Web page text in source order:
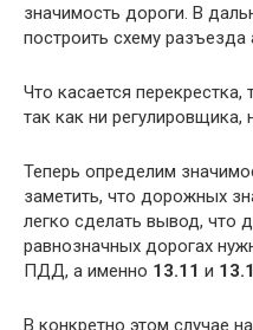
значимость дороги. В
построить схему разъезда
Что касается перекрестка,
так как ни регулировщика,
Теперь определим
заметить, что дорожных
легко сделать вывод, что
равнозначных дорогах
ПДД, а именно 13.11 и
В конкретно этом случае